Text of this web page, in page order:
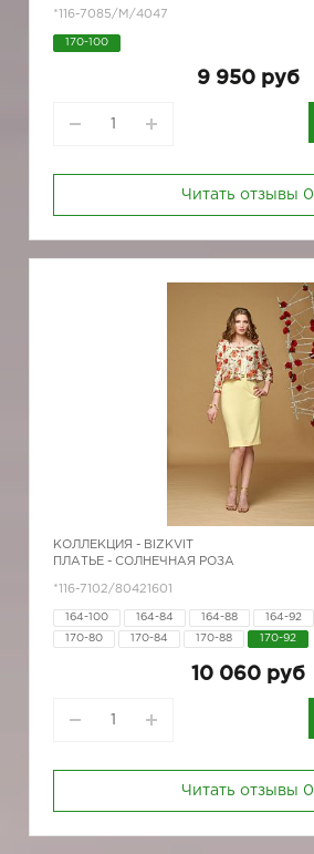
*116-7085/М/4047
170-100
9 950 руб
Читать отзывы 0
КОЛЛЕКЦИЯ - BIZKVIT
ПЛАТЬЕ - СОЛНЕЧНАЯ РОЗА
*116-7102/80421601
164-100 164-84 164-88 164-92
170-80 170-84 170-88 170-92
10 060 руб
Читать отзывы 0